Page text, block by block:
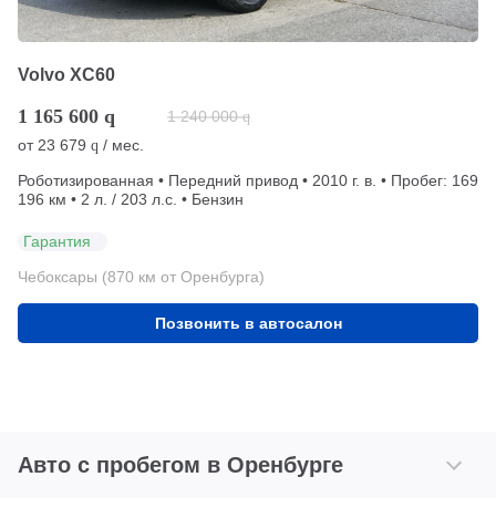
Volvo XC60
1 165 600 q 1 240 000 q
от 23 679 q / мес.
Роботизированная • Передний привод • 2010 г. в. • Пробег: 169
196 км • 2 л. / 203 л.с. • Бензин
Гарантия
Чебоксары (870 км от Оренбурга)
Позвонить в автосалон
Авто с пробегом в Оренбурге